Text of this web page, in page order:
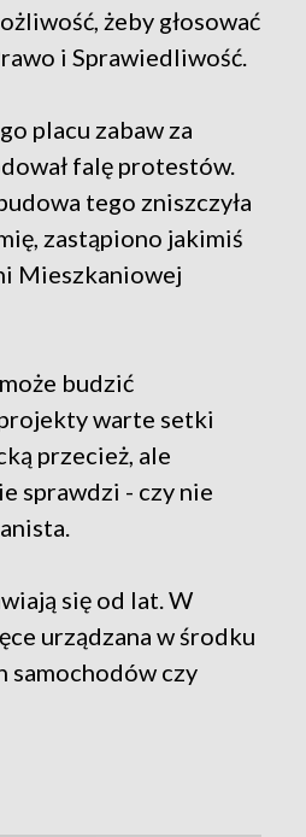
żeby głosować
i Sprawiedliwość.
placu zabaw za
falę protestów.
tego zniszczyła
zastąpiono jakimiś
Mieszkaniowej
budzić
warte setki
przecież, ale
sprawdzi - czy nie
się od lat. W
urządzana w środku
samochodów czy